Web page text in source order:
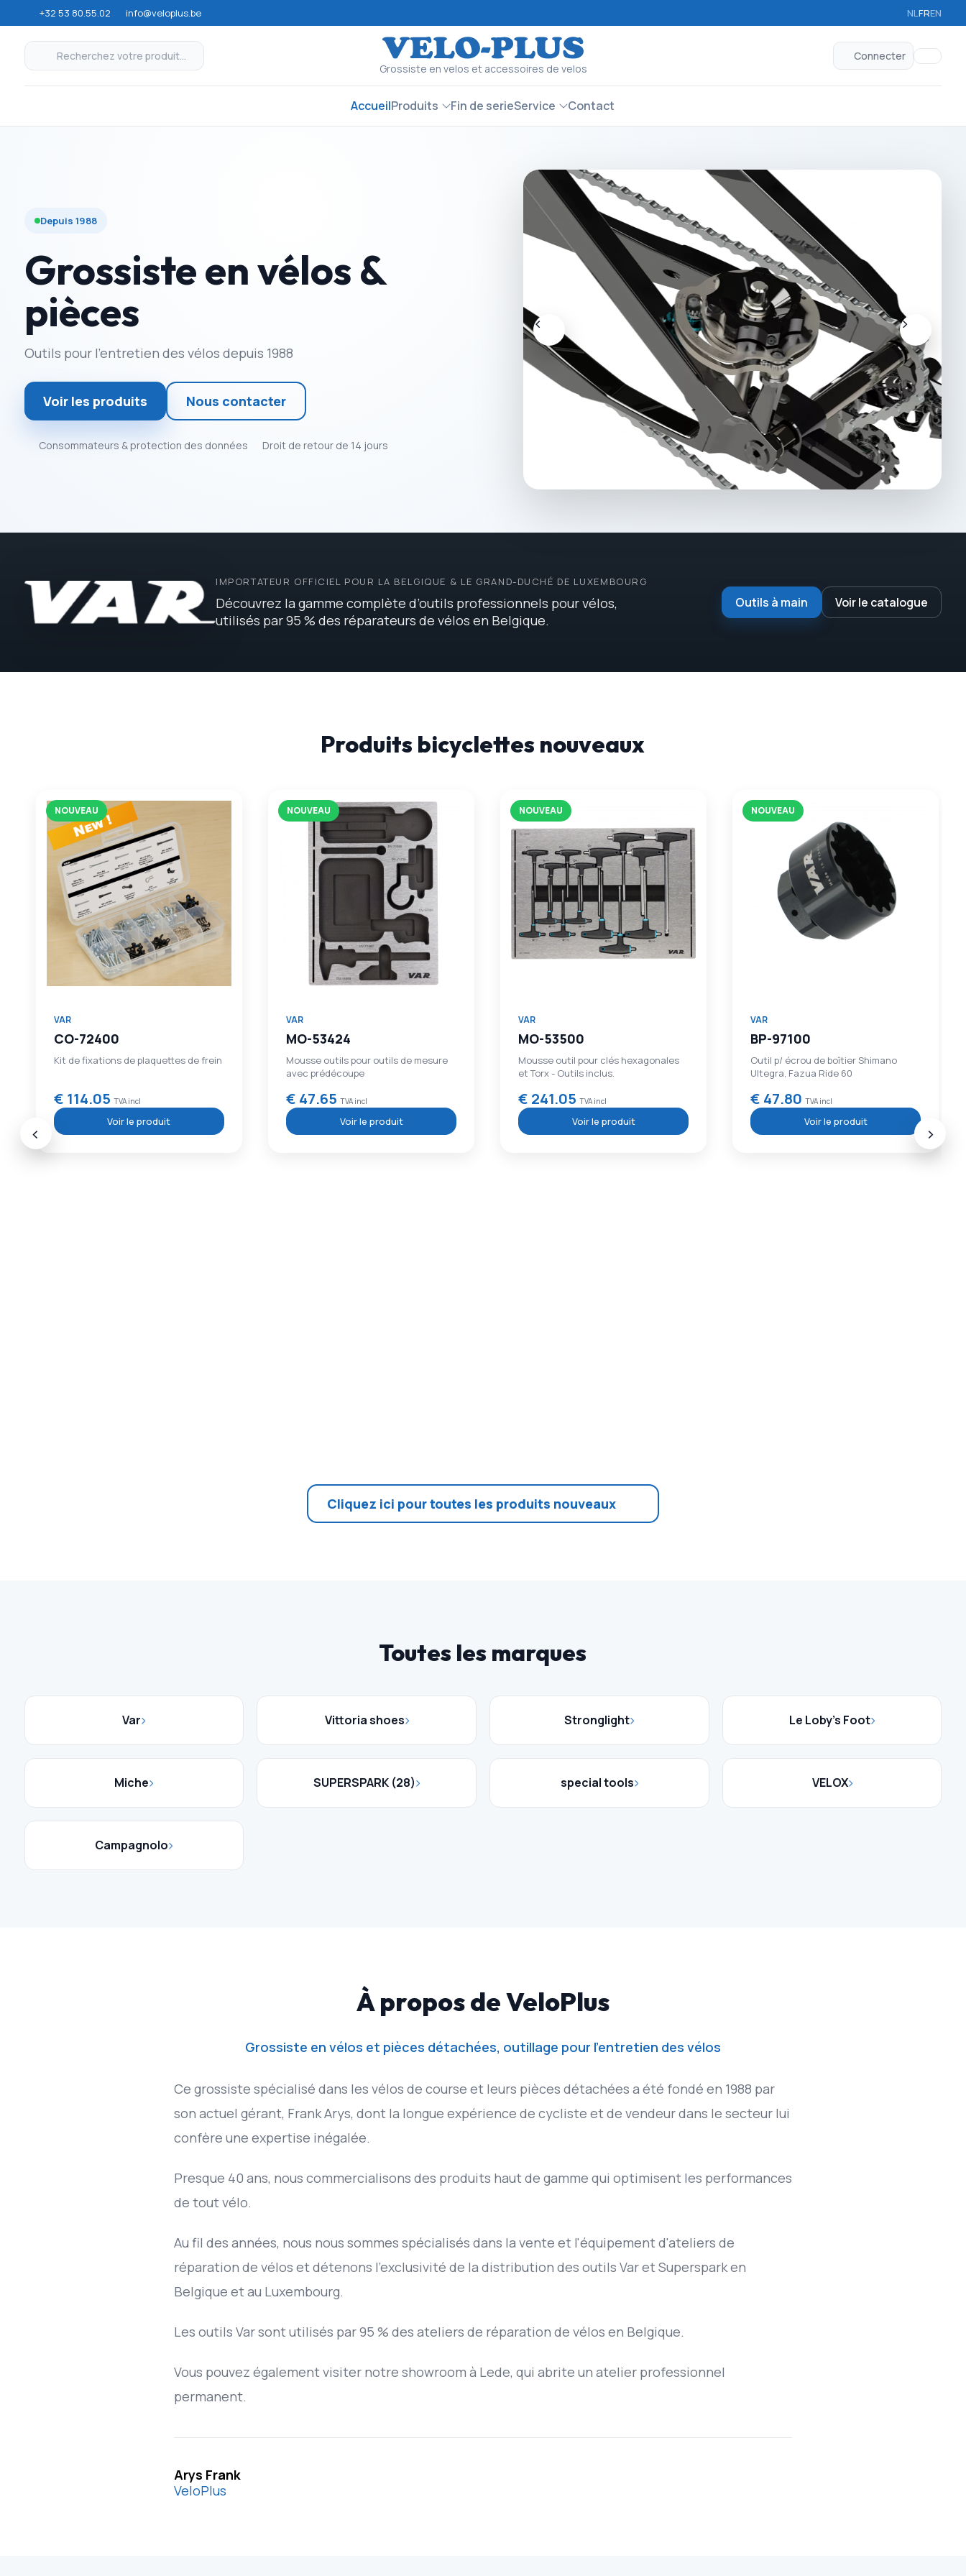
+32 53 80.55.02 info@veloplus.be NLFREN
Grossiste en velos et accessoires de velos
Connecter
AccueilProduits Fin de serieService Contact
Depuis 1988
Grossiste en vélos &
pièces
Outils pour l’entretien des vélos depuis 1988
Voir les produits Nous contacter
Consommateurs & protection des données Droit de retour de 14 jours
IMPORTATEUR OFFICIEL POUR LA BELGIQUE & LE GRAND-DUCHÉ DE LUXEMBOURG
Découvrez la gamme complète d’outils professionnels pour vélos,
utilisés par 95 % des réparateurs de vélos en Belgique.
Outils à main Voir le catalogue
Produits bicyclettes nouveaux
NOUVEAU
VAR
MO-53424
Mousse outils pour outils de mesure
€ 47.65TVA incl
Voir le produit
NOUVEAU
VAR
MO-53500
Mousse outil pour clés hexagonales
et Torx - Outils inclus.
€ 241.05TVA incl
Voir le produit
NOUVEAU
VAR
BP-97100
Outil p/ écrou de boîtier Shimano
Ultegra, Fazua Ride 60
€ 47.80TVA incl
Voir le produit
NOUVEAU
VAR
MO-53400
Plateau en EVA pour ranger ses outils
dans le mobilier VAR
€ 76.50TVA incl
Voir le produit
‹ ›
Cliquez ici pour toutes les produits nouveaux
Toutes les marques
Var Vittoria shoes Stronglight Le Loby's Foot
Miche SUPERSPARK (28) special tools VELOX
Campagnolo
À propos de VeloPlus
Grossiste en vélos et pièces détachées, outillage pour l’entretien des vélos
Ce grossiste spécialisé dans les vélos de course et leurs pièces détachées a été fondé en 1988 par
son actuel gérant, Frank Arys, dont la longue expérience de cycliste et de vendeur dans le secteur lui
confère une expertise inégalée.
Presque 40 ans, nous commercialisons des produits haut de gamme qui optimisent les performances
de tout vélo.
Au fil des années, nous nous sommes spécialisés dans la vente et l'équipement d'ateliers de
réparation de vélos et détenons l'exclusivité de la distribution des outils Var et Superspark en
Belgique et au Luxembourg.
Les outils Var sont utilisés par 95 % des ateliers de réparation de vélos en Belgique.
Vous pouvez également visiter notre showroom à Lede, qui abrite un atelier professionnel
permanent.
Arys Frank
VeloPlus